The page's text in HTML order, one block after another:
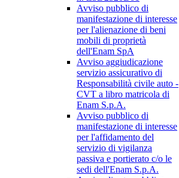
Avviso pubblico di
manifestazione di interesse
per l'alienazione di beni
mobili di proprietà
dell'Enam SpA
Avviso aggiudicazione
servizio assicurativo di
Responsabilità civile auto -
CVT a libro matricola di
Enam S.p.A.
Avviso pubblico di
manifestazione di interesse
per l'affidamento del
servizio di vigilanza
passiva e portierato c/o le
sedi dell'Enam S.p.A.